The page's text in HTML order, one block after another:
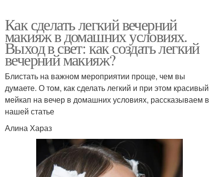
Как сделать легкий вечерний
макияж в домашних условиях.
Выход в свет: как создать легкий
вечерний макияж?
Блистать на важном мероприятии проще, чем вы
думаете. О том, как сделать легкий и при этом красивый
мейкап на вечер в домашних условиях, рассказываем в
нашей статье
Алина Хараз